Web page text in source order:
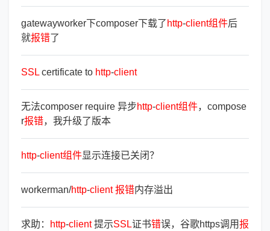
gatewayworker下composer下载了 http-client组件后
就报错了
SSL certificate to http-client
无法composer require 异步http-client组件，compose
r报错，我升级了版本
http-client组件显示连接已关闭？
workerman/http-client 报错内存溢出
求助： http-client提示SSL证书错误，谷歌https调用报